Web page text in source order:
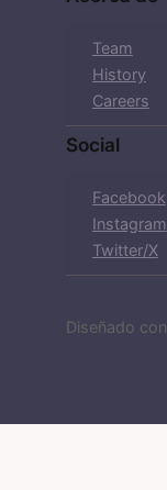
Team
History
Careers
Social
Facebook
Instagram
Twitter/X
Diseñado con